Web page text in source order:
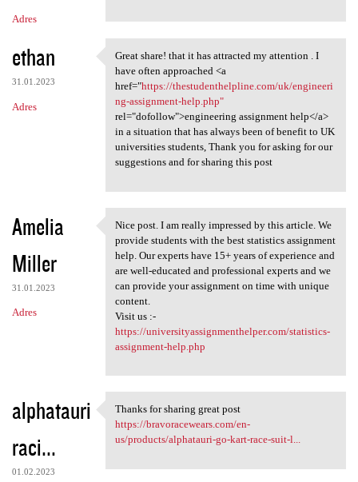
Adres
ethan
31.01.2023
Adres
Great share! that it has
Great share! that it has attracted my attention . I
have often approached <a
href="https://thestudenthelpline.com/uk/engineeri
ng-assignment-help.php"
rel="dofollow">engineering assignment help</a>
in a situation that has always been of benefit to UK
universities students, Thank you for asking for our
suggestions and for sharing this post
Amelia
Miller
31.01.2023
Adres
Nice post. I am really
Nice post. I am really impressed by this article. We
provide students with the best statistics assignment
help. Our experts have 15+ years of experience and
are well-educated and professional experts and we
can provide your assignment on time with unique
content.
Visit us :-
https://universityassignmenthelper.com/statistics-
assignment-help.php
alphatauri
raci...
01.02.2023
Thanks for sharing great post
Thanks for sharing great post
https://bravoracewears.com/en-
us/products/alphatauri-go-kart-race-suit-l...